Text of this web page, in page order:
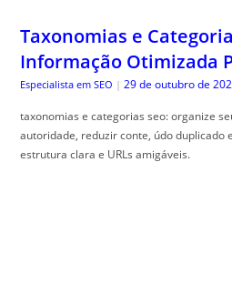
Taxonomias e
Informação Otimizada
Especialista em SEO | 29 de outubro de
taxonomias e categorias seo: organize
autoridade, reduzir conte, údo duplicado
estrutura clara e URLs amigáveis.